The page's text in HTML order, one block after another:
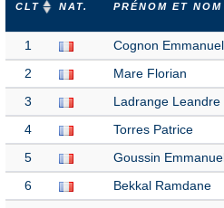
CLT NAT. PRÉNOM ET NOM
1 Cognon Emmanuel
2 Mare Florian
3 Ladrange Leandre
4 Torres Patrice
5 Goussin Emmanuel
6 Bekkal Ramdane